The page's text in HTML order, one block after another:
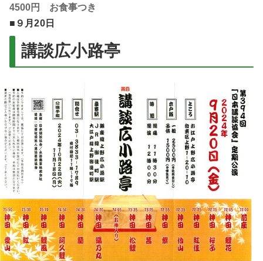
4500円 お食事つき
■９月20日
講談広小路亭